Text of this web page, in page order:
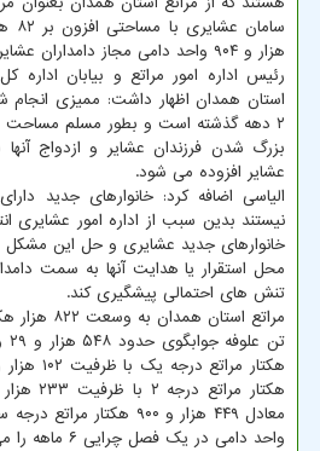
هزار و ۹۰۴ واحد دامی مجاز دامداران عشایری است.
رئیس اداره امور مراتع و بیابان اداره
استان همدان اظهار داشت: ممیزی انجام
۲ دهه گذشته است و بطور مسلم مساحت
بزرگ شدن فرزندان عشایر و ازدواج
عشایر افزوده می شود.
الیاسی اضافه کرد: خانوارهای جدید
نیستند بدین سبب از اداره امور عشایری
خانوارهای جدید عشایری و حل این
محل استقرار یا هدایت آنها به سمت
تنش های احتمالی پیشگیری کند.
واحد دامی در یک فصل چرایی ۶ ماهه را می سازند.